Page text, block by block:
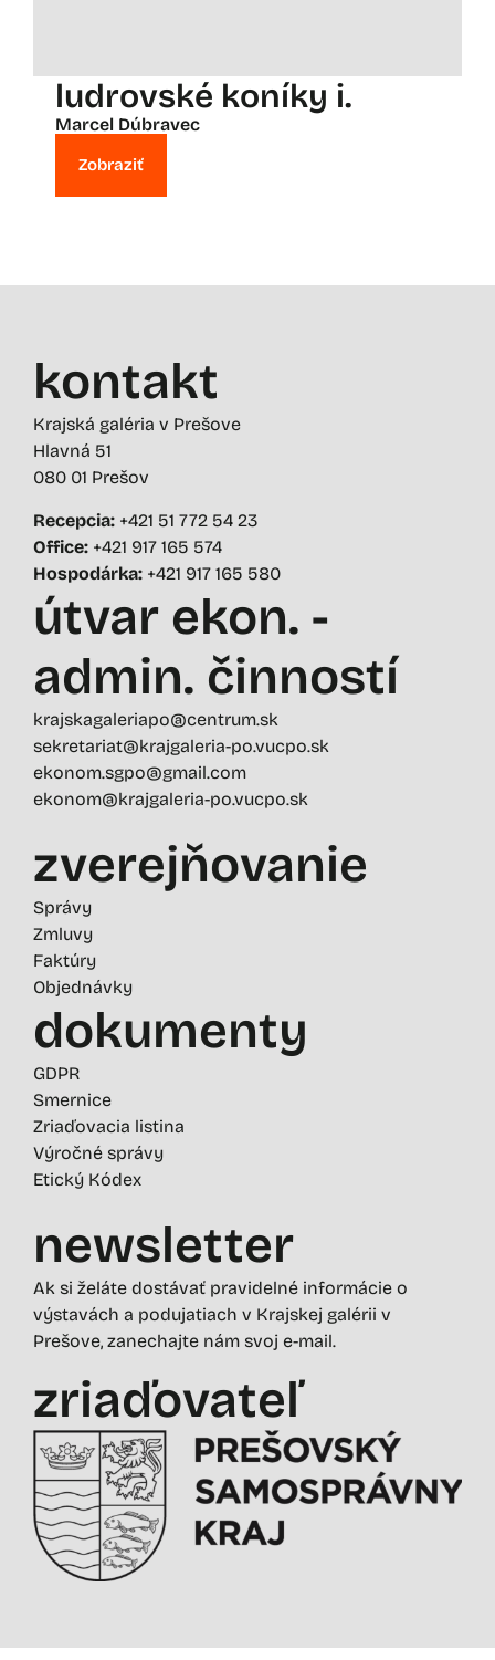
ludrovské koníky i.
Marcel Dúbravec
Zobraziť
kontakt
Krajská galéria v Prešove
Hlavná 51
080 01 Prešov
Recepcia: +421 51 772 54 23
Office: +421 917 165 574
Hospodárka: +421 917 165 580
útvar ekon. -
admin. činností
krajskagaleriapo@centrum.sk
sekretariat@krajgaleria-po.vucpo.sk
ekonom.sgpo@gmail.com
ekonom@krajgaleria-po.vucpo.sk
zverejňovanie
Správy
Zmluvy
Faktúry
Objednávky
dokumenty
GDPR
Smernice
Zriaďovacia listina
Výročné správy
Etický Kódex
newsletter
Ak si želáte dostávať pravidelné informácie o
výstavách a podujatiach v Krajskej galérii v
Prešove, zanechajte nám svoj e-mail.
zriaďovateľ